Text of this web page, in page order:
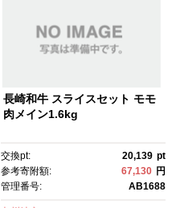
長崎和牛 スライスセット モモ
肉メイン1.6kg
交換pt: 20,139 pt
参考寄附額:
67,130 円
管理番号:
AB1688